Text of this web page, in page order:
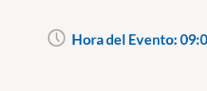
Hora del Evento: